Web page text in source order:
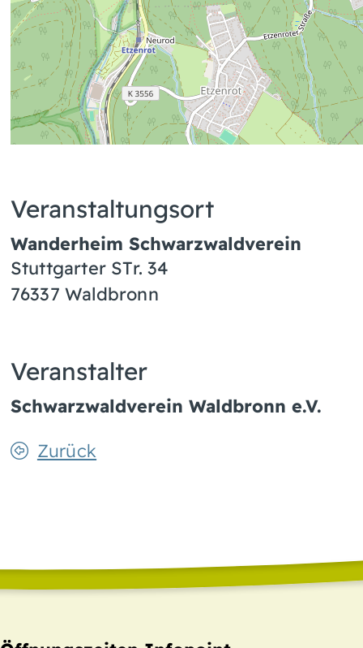
Veranstaltungsort
Wanderheim Schwarzwaldverein
Stuttgarter STr. 34
76337 Waldbronn
Veranstalter
Schwarzwaldverein Waldbronn e.V.
Zurück